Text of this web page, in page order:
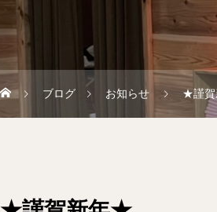
ブログ お知らせ ★謹